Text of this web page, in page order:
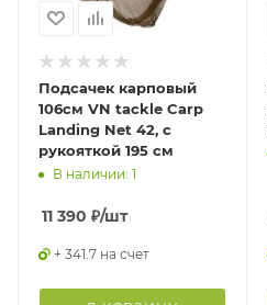
Подсачек карповый
106см VN tackle Carp
Landing Net 42, с
рукояткой 195 см
В наличии: 1
11 390 ₽/шт
+ 341.7 на счет